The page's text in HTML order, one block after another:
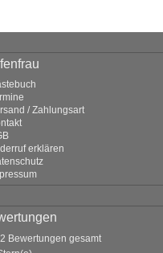
/ Zahlungsart
erklären
Bewertungen gesamt